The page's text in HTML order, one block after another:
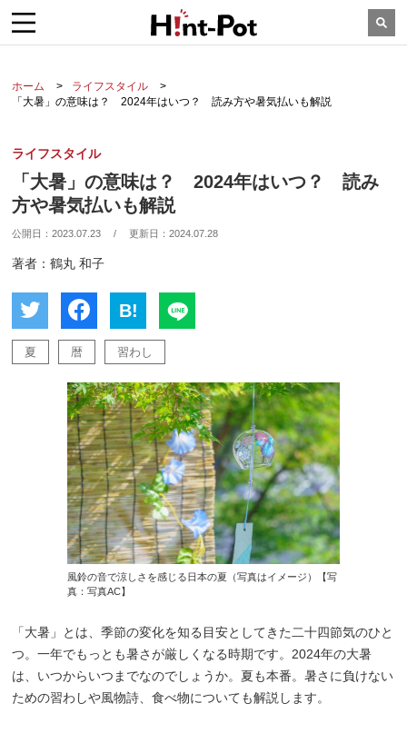
ホーム
ライフスタイル
「大暑」の意味は？ 2024年はいつ？ 読み方や暑気払いも解説
ライフスタイル
「大暑」の意味は？ 2024年はいつ？ 読み
方や暑気払いも解説
公開日：2023.07.23 / 更新日：2024.07.28
著者：鶴丸 和子
B!
夏 暦 習わし
風鈴の音で涼しさを感じる日本の夏（写真はイメージ）【写
真：写真AC】
「大暑」とは、季節の変化を知る目安としてきた二十四節気のひと
つ。一年でもっとも暑さが厳しくなる時期です。2024年の大暑
は、いつからいつまでなのでしょうか。夏も本番。暑さに負けない
ための習わしや風物詩、食べ物についても解説します。